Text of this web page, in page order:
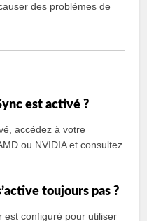
des problèmes de
est activé ?
accédez à votre
ou NVIDIA et consultez
toujours pas ?
est configuré pour utiliser